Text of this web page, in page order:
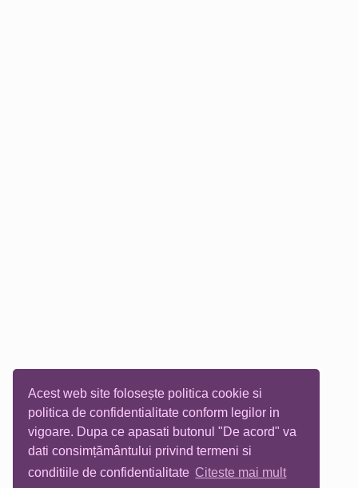
Acest web site folosește politica cookie si
politica de confidentialitate conform legilor in
vigoare. Dupa ce apasati butonul "De acord" va
dati consimțământului privind termeni si
conditiile de confidentialitate Citeste mai mult